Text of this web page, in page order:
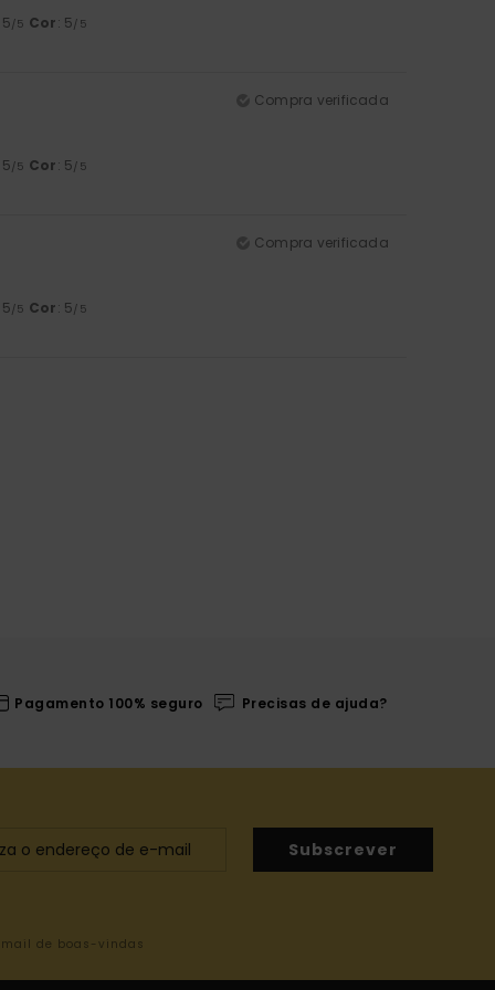
/5 Cor: 5/5
Compra verificada
/5 Cor: 5/5
Compra verificada
/5 Cor: 5/5
Pagamento 100% seguro Precisas de ajuda?
Subscrever
de boas-vindas